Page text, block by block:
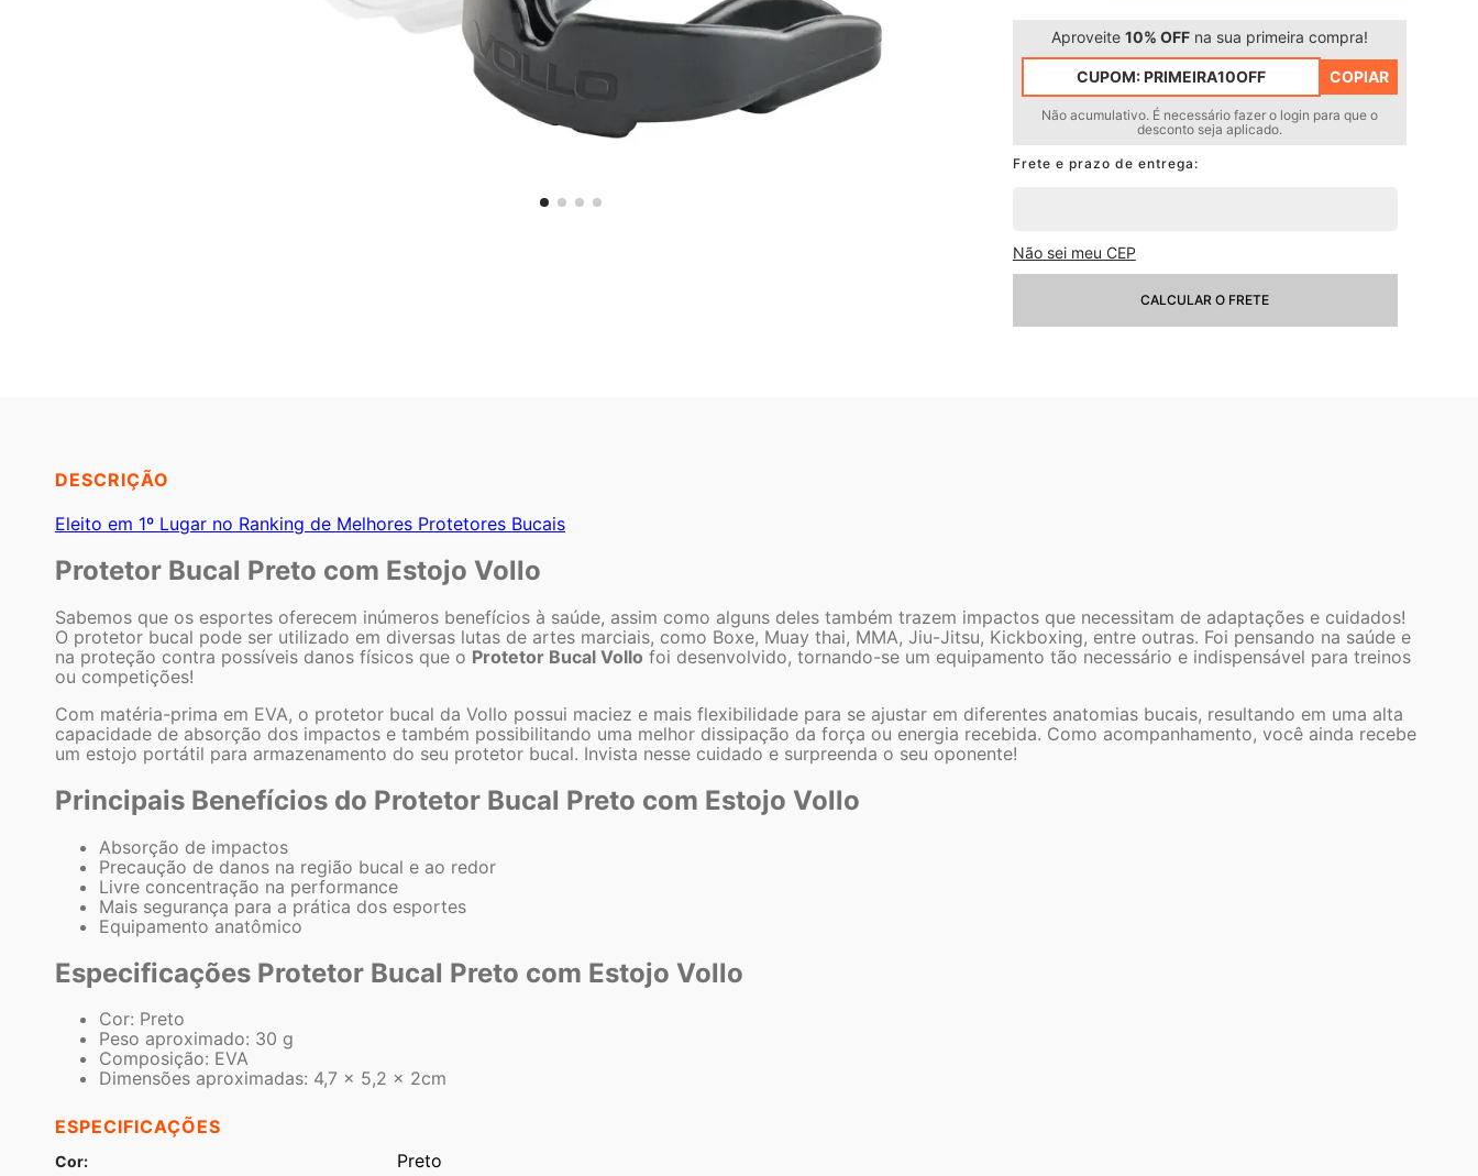
Aproveite 10% OFFna sua primeira compra!
CUPOM:PRIMEIRA10OFF COPIAR
Não acumulativo. É necessário fazer o login para que o
desconto seja aplicado.
Não sei meu CEP
CALCULAR O FRETE
DESCRIÇÃO
Eleito em 1º Lugar no Ranking de Melhores Protetores Bucais
Protetor Bucal Preto com Estojo Vollo
Sabemos que os esportes oferecem inúmeros benefícios à saúde, assim como alguns deles também trazem impactos que necessitam de adaptações e cuidados!
O protetor bucal pode ser utilizado em diversas lutas de artes marciais, como Boxe, Muay thai, MMA, Jiu-Jitsu, Kickboxing, entre outras. Foi pensando na saúde e
na proteção contra possíveis danos físicos que o Protetor Bucal Vollo foi desenvolvido, tornando-se um equipamento tão necessário e indispensável para treinos
ou competições!
Com matéria-prima em EVA, o protetor bucal da Vollo possui maciez e mais flexibilidade para se ajustar em diferentes anatomias bucais, resultando em uma alta
capacidade de absorção dos impactos e também possibilitando uma melhor dissipação da força ou energia recebida. Como acompanhamento, você ainda recebe
um estojo portátil para armazenamento do seu protetor bucal. Invista nesse cuidado e surpreenda o seu oponente!
Principais Benefícios do Protetor Bucal Preto com Estojo Vollo
Absorção de impactos
Precaução de danos na região bucal e ao redor
Livre concentração na performance
Mais segurança para a prática dos esportes
Equipamento anatômico
Especificações Protetor Bucal Preto com Estojo Vollo
Cor: Preto
Peso aproximado: 30 g
Composição: EVA
Dimensões aproximadas: 4,7 x 5,2 x 2cm
ESPECIFICAÇÕES
Cor Preto